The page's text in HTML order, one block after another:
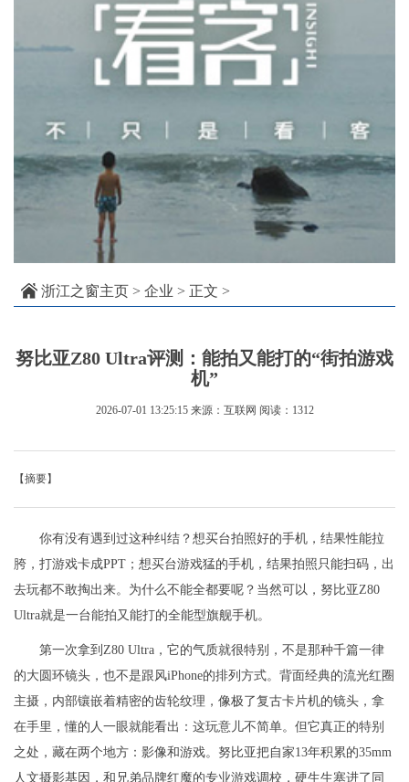
浙江之窗主页 > 企业 > 正文 >
努比亚Z80 Ultra评测：能拍又能打的“街拍游戏
机”
2026-07-01 13:25:15 来源：互联网 阅读：1312
【摘要】
你有没有遇到过这种纠结？想买台拍照好的手机，结果性能拉
胯，打游戏卡成PPT；想买台游戏猛的手机，结果拍照只能扫码，出
去玩都不敢掏出来。为什么不能全都要呢？当然可以，努比亚Z80
Ultra就是一台能拍又能打的全能型旗舰手机。
第一次拿到Z80 Ultra，它的气质就很特别，不是那种千篇一律
的大圆环镜头，也不是跟风iPhone的排列方式。背面经典的流光红圈
主摄，内部镶嵌着精密的齿轮纹理，像极了复古卡片机的镜头，拿
在手里，懂的人一眼就能看出：这玩意儿不简单。但它真正的特别
之处，藏在两个地方：影像和游戏。努比亚把自家13年积累的35mm
人文摄影基因，和兄弟品牌红魔的专业游戏调校，硬生生塞进了同